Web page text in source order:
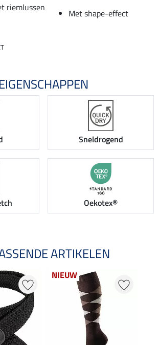
riemlussen
Met shape-effect
EIGENSCHAPPEN
Sneldrogend
Oekotex®
ARTIKELEN
NIEUW